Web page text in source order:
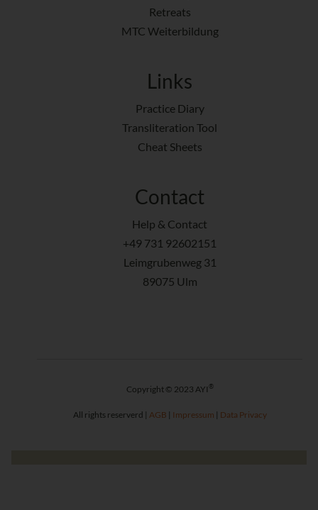
Retreats
MTC Weiterbildung
Links
Practice Diary
Transliteration Tool
Cheat Sheets
Contact
Help & Contact
+49 731 92602151
Leimgrubenweg 31
89075 Ulm
Copyright © 2023 AYI ®
All rights reserverd | AGB | Impressum | Data Privacy